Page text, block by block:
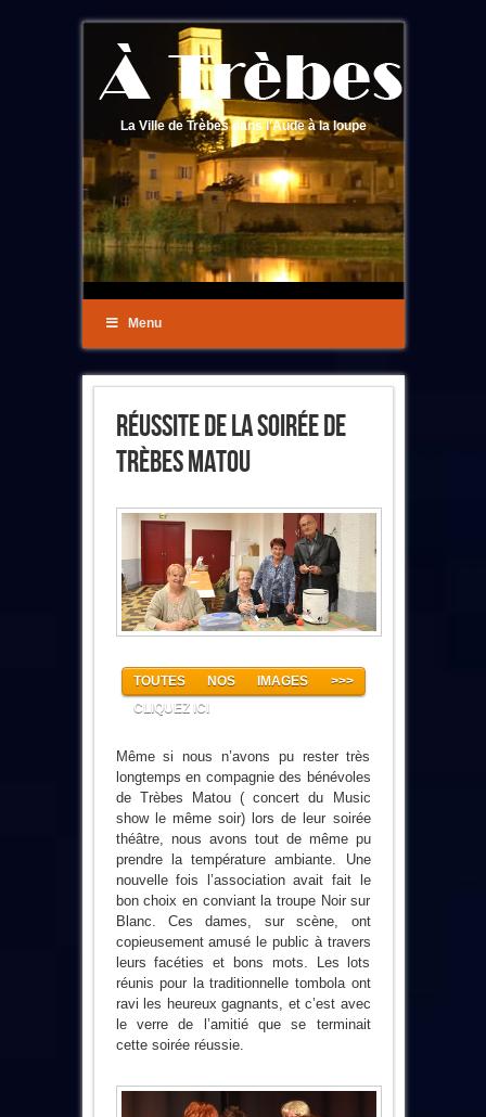
La Ville de Trèbes dans l'Aude à la loupe
Menu
Réussite De La Soirée De
Trèbes Matou
TOUTES NOS IMAGES >>>
CLIQUEZ ICI
Même si nous n’avons pu rester très
longtemps en compagnie des bénévoles
de Trèbes Matou ( concert du Music
show le même soir) lors de leur soirée
théâtre, nous avons tout de même pu
prendre la température ambiante. Une
nouvelle fois l’association avait fait le
bon choix en conviant la troupe Noir sur
Blanc. Ces dames, sur scène, ont
copieusement amusé le public à travers
leurs facéties et bons mots. Les lots
réunis pour la traditionnelle tombola ont
ravi les heureux gagnants, et c’est avec
le verre de l’amitié que se terminait
cette soirée réussie.